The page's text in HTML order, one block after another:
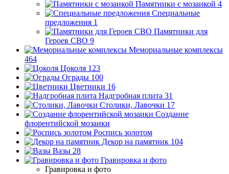
Памятники с мозаикой 4
Специальные
предложения 1
Памятники для
Героев СВО 9
Мемориальные комплексы
464
Цоколя 123
Ограды 100
Цветники 16
Надгробная плита 31
Столики, Лавочки 17
Создание
флорентийской мозаики
Роспись золотом
Декор на памятник 104
Вазы 28
Гравировка и фото
Гравировка и фото